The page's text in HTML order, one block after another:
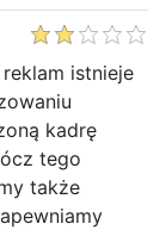
istnieje
kadrę
tego
także